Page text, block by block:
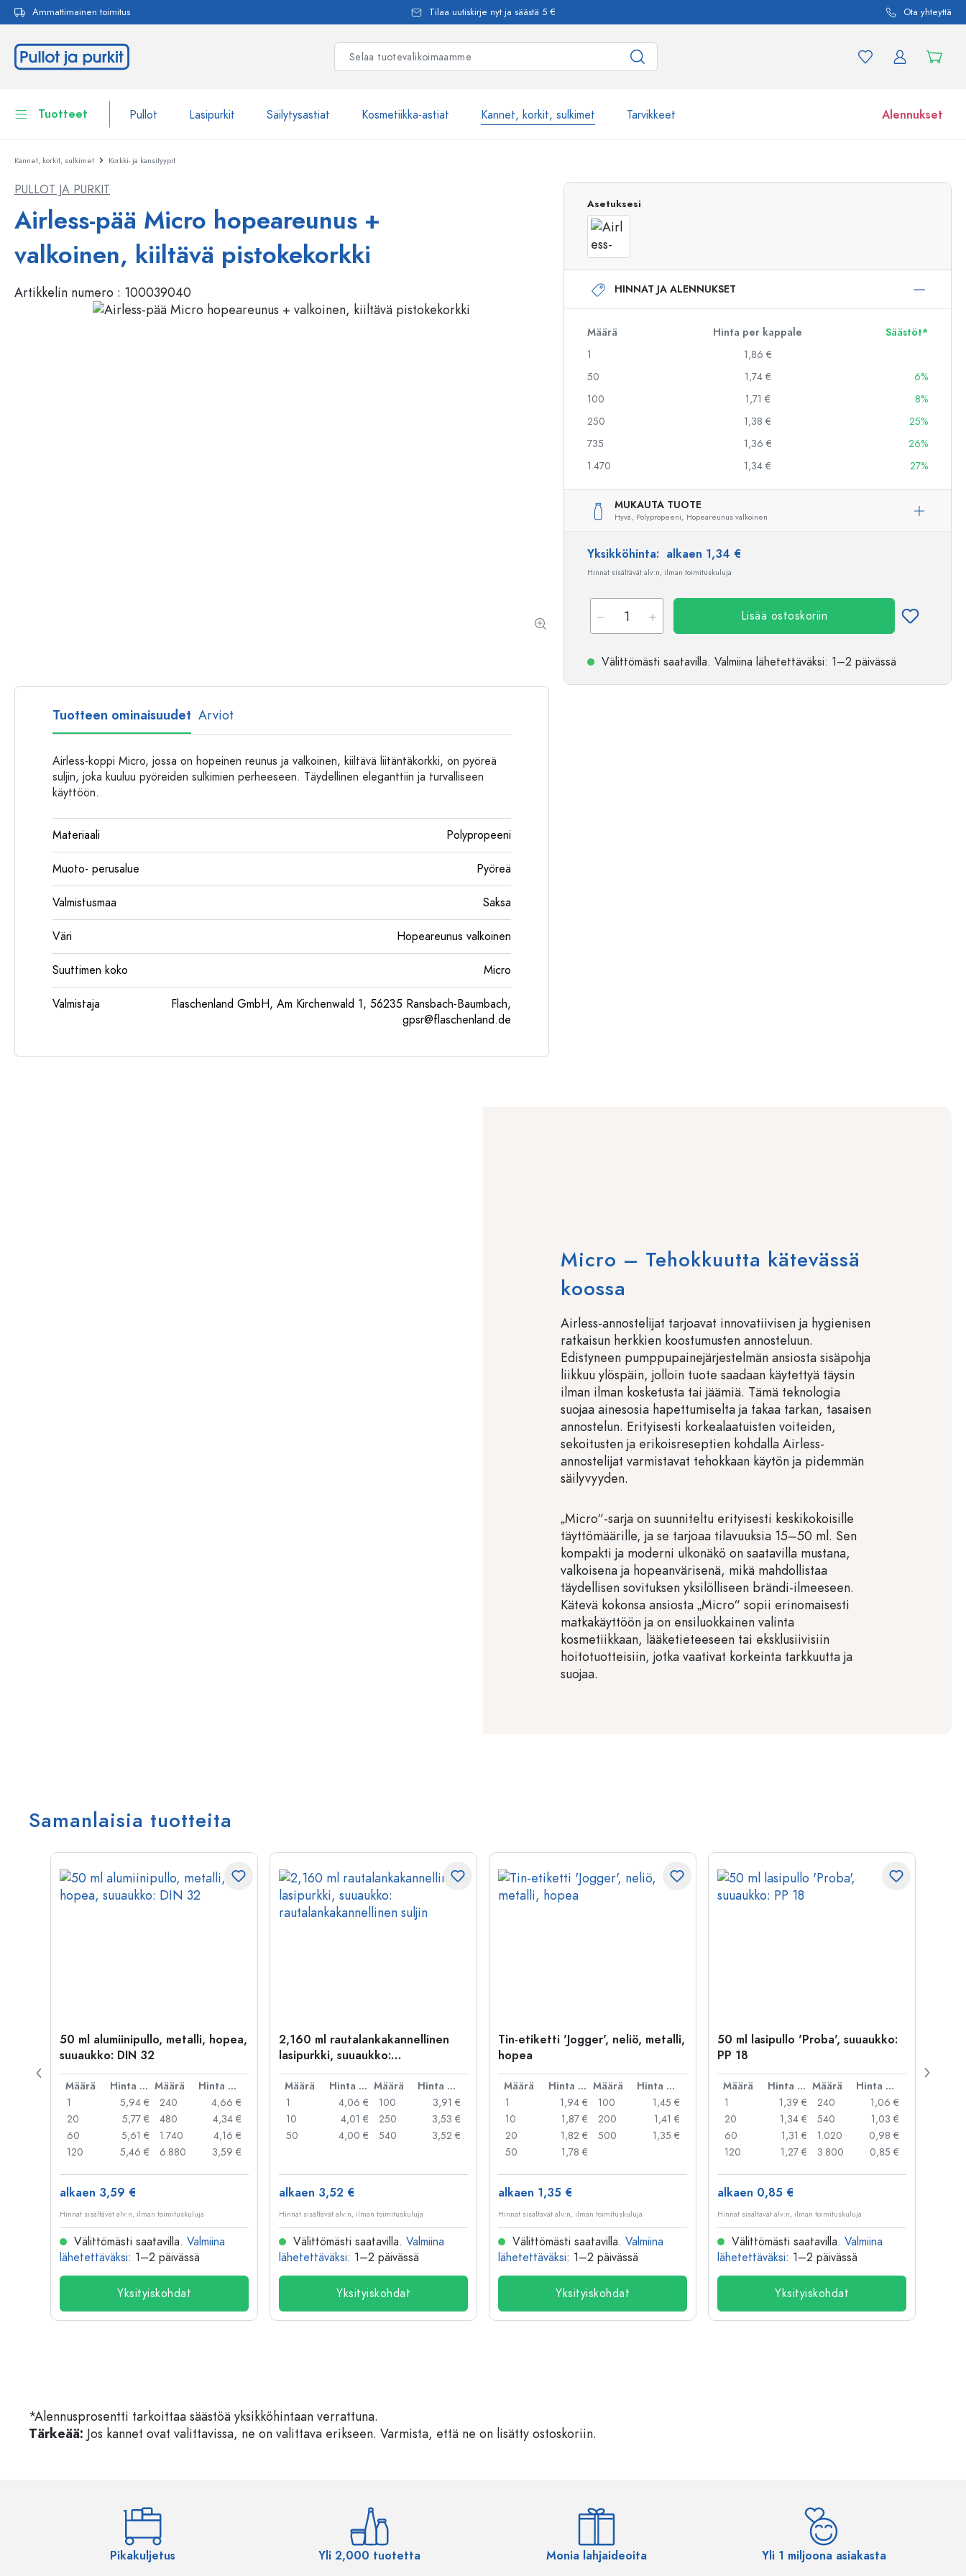
Siirry päänavigointiin
Ammattimainen toimitus Tilaa uutiskirje nyt ja säästä 5 € Ota yhteyttä
Tuotteet Pullot Lasipurkit Säilytysastiat Kosmetiikka-astiat Kannet, korkit, sulkimet Tarvikkeet Alennukset
Pullot
Lasipurkit
Säilytysastiat
Astiat
Kosmetiikka-astiat
Pullot tuotemerkin mukaan
WECK-Lasipullot
Pullot toiminnon mukaan
Patenttikorkkipullot
Spraypullot
Airless-pumppupullot
Roll-on-pullot
Puristuspullot
Säilytyspullot
Ginipullot
Joulupullot
Koristeelliset pullot
Lasipurkit
Kannet, korkit, sulkimet Korkki- ja kansityypit
PULLOT JA PURKIT
Airless-pää Micro hopeareunus +
valkoinen, kiiltävä pistokekorkki
Artikkelin numero : 100039040
Asetuksesi
HINNAT JA ALENNUKSET
Määrä Hinta per kappale
Säästöt*
1
1,86 €
50
1,74 €
6%
100
1,71 €
8%
250
1,38 €
25%
735
1,36 €
26%
1.470
1,34 € 27%
MUKAUTA TUOTE
Hyvä, Polypropeeni, Hopeareunus valkoinen
Yksikköhinta: alkaen 1,34 €
Hinnat sisältävät alv:n, ilman toimituskuluja
Lisää ostoskoriin
Välittömästi saatavilla. Valmiina lähetettäväksi: 1–2 päivässä
Tuotteen ominaisuudet Arviot
Airless-koppi Micro, jossa on hopeinen reunus ja valkoinen, kiiltävä liitäntäkorkki, on pyöreä
suljin, joka kuuluu pyöreiden sulkimien perheeseen. Täydellinen eleganttiin ja turvalliseen
käyttöön.
Materiaali Polypropeeni
Muoto- perusalue Pyöreä
Valmistusmaa Saksa
Väri Hopeareunus valkoinen
Suuttimen koko Micro
Valmistaja
Flaschenland GmbH, Am Kirchenwald 1, 56235 Ransbach-Baumbach,
gpsr@flaschenland.de
Micro – Tehokkuutta kätevässä
koossa
Airless-annostelijat tarjoavat innovatiivisen ja hygienisen
ratkaisun herkkien koostumusten annosteluun.
Edistyneen pumppupainejärjestelmän ansiosta sisäpohja
liikkuu ylöspäin, jolloin tuote saadaan käytettyä täysin
ilman ilman kosketusta tai jäämiä. Tämä teknologia
suojaa ainesosia hapettumiselta ja takaa tarkan, tasaisen
annostelun. Erityisesti korkealaatuisten voiteiden,
sekoitusten ja erikoisreseptien kohdalla Airless-
annostelijat varmistavat tehokkaan käytön ja pidemmän
säilyvyyden.
„Micro“-sarja on suunniteltu erityisesti keskikokoisille
täyttömäärille, ja se tarjoaa tilavuuksia 15–50 ml. Sen
kompakti ja moderni ulkonäkö on saatavilla mustana,
valkoisena ja hopeanvärisenä, mikä mahdollistaa
täydellisen sovituksen yksilölliseen brändi-ilmeeseen.
Kätevä kokonsa ansiosta „Micro“ sopii erinomaisesti
matkakäyttöön ja on ensiluokkainen valinta
kosmetiikkaan, lääketieteeseen tai eksklusiivisiin
hoitotuotteisiin, jotka vaativat korkeinta tarkkuutta ja
suojaa.
Samanlaisia tuotteita
50 ml alumiinipullo, metalli, hopea,
suuaukko: DIN 32
Määrä Hinta per kpl Määrä
Hinta per kpl
1
5,94 €
20
5,77 €
60
5,61 €
120
5,46 €
240
4,66 €
480
4,34 €
1.740
4,16 €
6.880
3,59 €
alkaen 3,59 €
Hinnat sisältävät alv:n, ilman toimituskuluja
Välittömästi saatavilla. Valmiina
lähetettäväksi: 1–2 päivässä
Yksityiskohdat
2,160 ml rautalankakannellinen
lasipurkki, suuaukko:
rautalankakannellinen suljin
Määrä Hinta per kpl Määrä
Hinta per kpl
1
4,06 €
10
4,01 €
50
4,00 €
100
3,91 €
250
3,53 €
540
3,52 €
alkaen 3,52 €
Hinnat sisältävät alv:n, ilman toimituskuluja
Välittömästi saatavilla. Valmiina
lähetettäväksi: 1–2 päivässä
Yksityiskohdat
Tin-etiketti 'Jogger', neliö, metalli,
hopea
Määrä Hinta per kpl Määrä
Hinta per kpl
1
1,94 €
10
1,87 €
20
1,82 €
50
1,78 €
100
1,45 €
200
1,41 €
500
1,35 €
alkaen 1,35 €
Hinnat sisältävät alv:n, ilman toimituskuluja
Välittömästi saatavilla. Valmiina
lähetettäväksi: 1–2 päivässä
Yksityiskohdat
50 ml lasipullo 'Proba', suuaukko:
PP 18
Määrä Hinta per kpl Määrä
Hinta per kpl
1
1,39 €
20
1,34 €
60
1,31 €
120
1,27 €
240
1,06 €
540
1,03 €
1.020
0,98 €
3.800
0,85 €
alkaen 0,85 €
Hinnat sisältävät alv:n, ilman toimituskuluja
Välittömästi saatavilla. Valmiina
lähetettäväksi: 1–2 päivässä
Yksityiskohdat
*Alennusprosentti tarkoittaa säästöä yksikköhintaan verrattuna.
Tärkeää: Jos kannet ovat valittavissa, ne on valittava erikseen. Varmista, että ne on lisätty ostoskoriin.
Pikakuljetus Yli 2,000 tuotetta Monia lahjaideoita Yli 1 miljoona asiakasta